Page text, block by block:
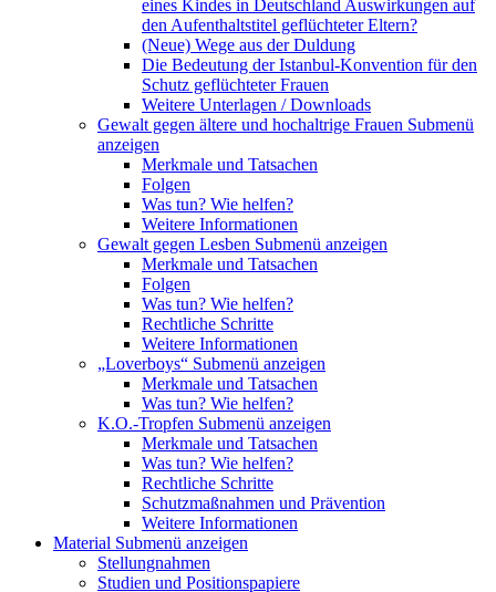
eines Kindes in Deutschland Auswirkungen auf
den Aufenthaltstitel geflüchteter Eltern?
(Neue) Wege aus der Duldung
Die Bedeutung der Istanbul-Konvention für den
Schutz geflüchteter Frauen
Weitere Unterlagen / Downloads
Gewalt gegen ältere und hochaltrige Frauen Submenü
anzeigen
Merkmale und Tatsachen
Folgen
Was tun? Wie helfen?
Weitere Informationen
Gewalt gegen Lesben Submenü anzeigen
Merkmale und Tatsachen
Folgen
Was tun? Wie helfen?
Rechtliche Schritte
Weitere Informationen
„Loverboys“ Submenü anzeigen
Merkmale und Tatsachen
Was tun? Wie helfen?
K.O.-Tropfen Submenü anzeigen
Merkmale und Tatsachen
Was tun? Wie helfen?
Rechtliche Schritte
Schutzmaßnahmen und Prävention
Weitere Informationen
Material Submenü anzeigen
Stellungnahmen
Studien und Positionspapiere